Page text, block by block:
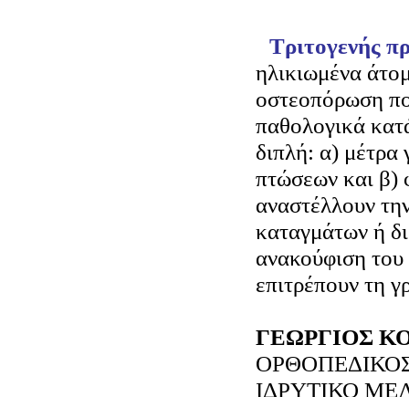
Τριτογενής
ηλικιωμένα
οστεοπόρωση
παθολογικά
διπλή: α) μέτρα
πτώσεων και β)
αναστέλλουν
καταγμάτων ή
ανακούφιση
επιτρέπουν τη
ΓΕΩΡΓΙΟΣ
ΙΔΡΥΤΙΚΟ